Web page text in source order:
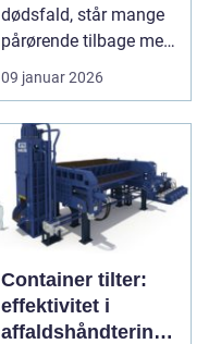
dødsfald, står mange
pårørende tilbage med
en stor praktisk
opgave...
09 januar 2026
Container tilter:
effektivitet i
affaldshåndtering